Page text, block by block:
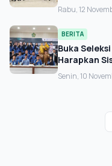
Rabu, 12
BERITA
Buka
Harapkan
Senin, 10